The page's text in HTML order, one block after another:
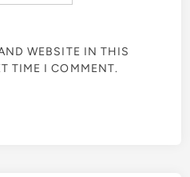
WEBSITE IN THIS
TIME I COMMENT.